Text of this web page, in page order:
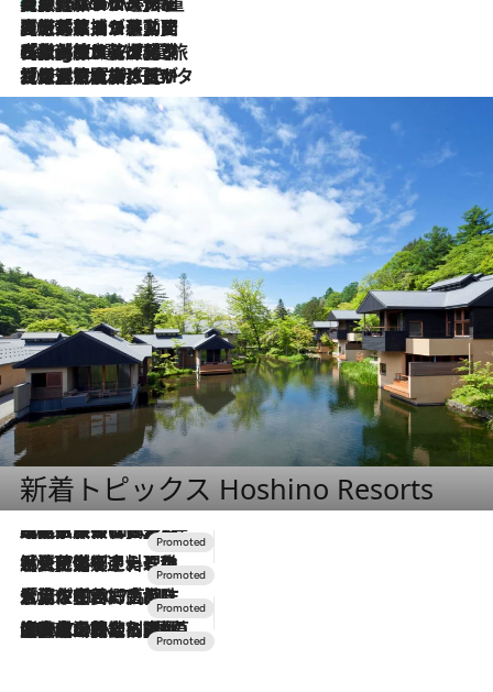
2026.8.5
【厳選旅コスメ】国内をあちこち移動する河井菜摘が選んだ夏旅ベストコスメ発表！「リラックスアイテムはマスト」【Mサイズジップ】
2026.8.4
【厳選旅コスメ】「紫外線＆乾燥対策しながらメイク感も！」ヘア＆メイクGeorgeが選んだ夏旅ベストコスメを発表！【Mサイズジップ】
2026.8.3
【厳選旅コスメ】「保湿もタイパ重視！」“サウナ好き”タレント清水みさとが愛用する夏旅ベストコスメを発表！【Mサイズジップ】
新着トピックス Hoshino Resorts
2026.7.31
【ホテル帰省】という選択肢をOMOが提案。家族とほどよい距離を保つには「昼は実家、夜は気兼ねなくホテルで！」
2026.7.24
【夏限定ディナーコース】旬を迎える稚鮎や花ズッキーニなどをイタリア・トスカーナの郷土料理の手法で満喫！
2026.7.17
「土佐和ハーブかき氷」がOMO7高知に登場！生姜、山椒、大葉など目にも舌にも涼を呼ぶ郷土の味
2026.7.10
NEW OPEN！【界 草津】名湯の地に誕生。趣の異なる2種の温泉と上州ならではの会席・蕎麦割烹など美食を味わう究極の癒やし旅